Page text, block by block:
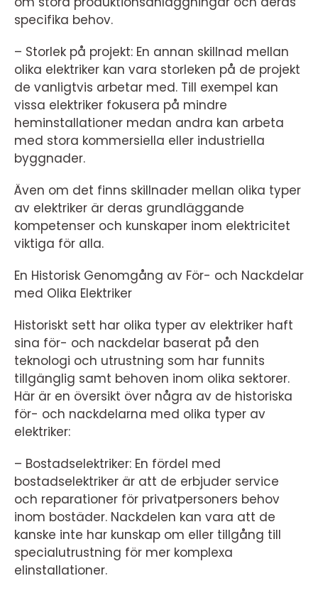
specifika behov.
– Storlek på projekt: En annan skillnad mellan
olika elektriker kan vara storleken på de projekt
de vanligtvis arbetar med. Till exempel kan
vissa elektriker fokusera på mindre
heminstallationer medan andra kan arbeta
med stora kommersiella eller industriella
byggnader.
Även om det finns skillnader mellan olika typer
av elektriker är deras grundläggande
kompetenser och kunskaper inom elektricitet
viktiga för alla.
En Historisk Genomgång av För- och Nackdelar
med Olika Elektriker
Historiskt sett har olika typer av elektriker haft
sina för- och nackdelar baserat på den
teknologi och utrustning som har funnits
tillgänglig samt behoven inom olika sektorer.
Här är en översikt över några av de historiska
för- och nackdelarna med olika typer av
elektriker:
– Bostadselektriker: En fördel med
bostadselektriker är att de erbjuder service
och reparationer för privatpersoners behov
inom bostäder. Nackdelen kan vara att de
kanske inte har kunskap om eller tillgång till
specialutrustning för mer komplexa
elinstallationer.